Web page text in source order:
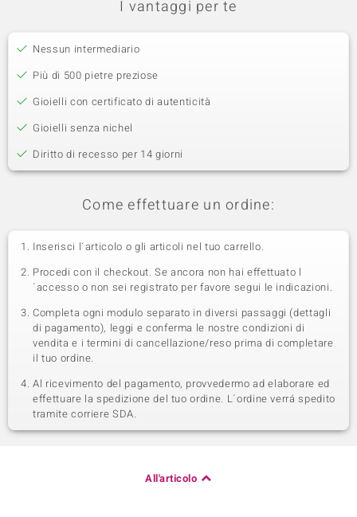
I vantaggi per te
Nessun intermediario
Più di 500 pietre preziose
Gioielli con certificato di autenticità
Gioielli senza nichel
Diritto di recesso per 14 giorni
Come effettuare un ordine:
Inserisci l´articolo o gli articoli nel tuo carrello.
Procedi con il checkout. Se ancora non hai effettuato l
´accesso o non sei registrato per favore segui le indicazioni.
Completa ogni modulo separato in diversi passaggi (dettagli
di pagamento), leggi e conferma le nostre condizioni di
vendita e i termini di cancellazione/reso prima di completare
il tuo ordine.
Al ricevimento del pagamento, provvedermo ad elaborare ed
effettuare la spedizione del tuo ordine. L´ordine verrá spedito
tramite corriere SDA.
All'articolo